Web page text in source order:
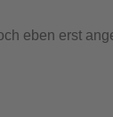
eben erst